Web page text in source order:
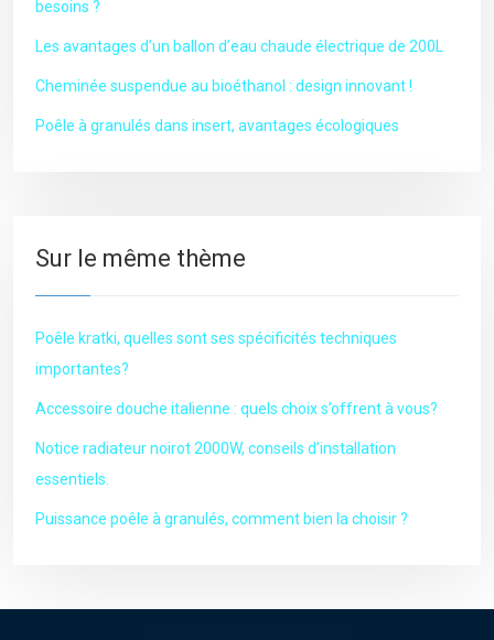
besoins ?
Les avantages d’un ballon d’eau chaude électrique de 200L
Cheminée suspendue au bioéthanol : design innovant !
Poêle à granulés dans insert, avantages écologiques
Sur le même thème
Poêle kratki, quelles sont ses spécificités techniques
importantes?
Accessoire douche italienne : quels choix s’offrent à vous?
Notice radiateur noirot 2000W, conseils d’installation
essentiels.
Puissance poêle à granulés, comment bien la choisir ?